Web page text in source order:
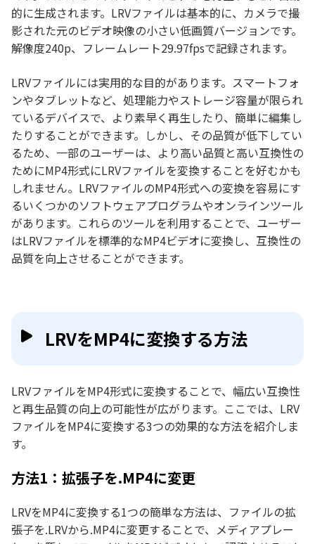
的に生成されます。LRVファイルは基本的に、カメラで撮
影された元のビデオ映像の小さい低画質バージョンです。
解像度240p、フレームレート29.97fpsで記録されます。
LRVファイルには実用的な目的があります。スマートフォ
ンやタブレットなど、処理能力やストレージ容量が限られ
ているデバイスで、より素早く再生したり、簡単に編集し
たりすることができます。しかし、その品質が低下してい
るため、一部のユーザーは、より高い品質と高い互換性の
ためにMP4形式にLRVファイルを変換することを好むかも
しれません。LRVファイルのMP4形式への変換を容易にす
るいくつかのソフトウェアプログラムやオンラインツール
があります。これらのツールを利用することで、ユーザー
はLRVファイルを標準的なMP4ビデオに変換し、互換性の
品質を向上させることができます。
LRVをMP4に変換する方法
LRVファイルをMP4形式に変換することで、幅広い互換性
と再生品質の向上の可能性が広がります。ここでは、LRV
ファイルをMP4に変換する3つの効果的な方法を紹介しま
す。
方法1：拡張子を.MP4に変更
LRVをMP4に変換する1つの簡単な方法は、ファイルの拡
張子を.LRVから.MP4に変更することで、メディアプレー